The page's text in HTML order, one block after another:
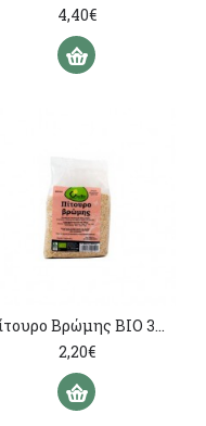
4,40€
Πίτουρο Βρώμης ΒΙΟ 300γρ
2,20€